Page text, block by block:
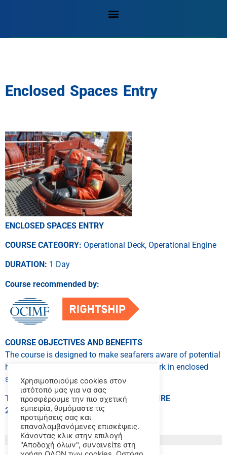
Enclosed Spaces Entry
ENCLOSED SPACES ENTRY
COURSE CATEGORY: Operational Deck, Operational Engine
DURATION: 1 Day
Course recommended by:
COURSE OBJECTIVES AND BENEFITS
The course is designed to make seafarers aware of potential
hazards when entering and carrying out work in enclosed
spaces.
This course is recommended byOCIMF’s
SIRE
2.0
Rightship’s RISQ 3.2 protocols.
Χρησιμοποιούμε cookies στον
ιστότοπό μας για να σας
προσφέρουμε την πιο σχετική
εμπειρία, θυμόμαστε τις
προτιμήσεις σας και
επαναλαμβανόμενες επισκέψεις.
Κάνοντας κλικ στην επιλογή
"Αποδοχή όλων", συναινείτε στη